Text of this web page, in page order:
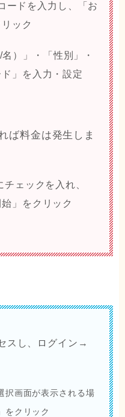
ドを入力し、「 お
リック
）
」・「性別」・
」を入力・設定
ば料金は発生しま
チェックを入れ、
」をクリック
スし、ログイン→
択画面が表示される場
をクリック